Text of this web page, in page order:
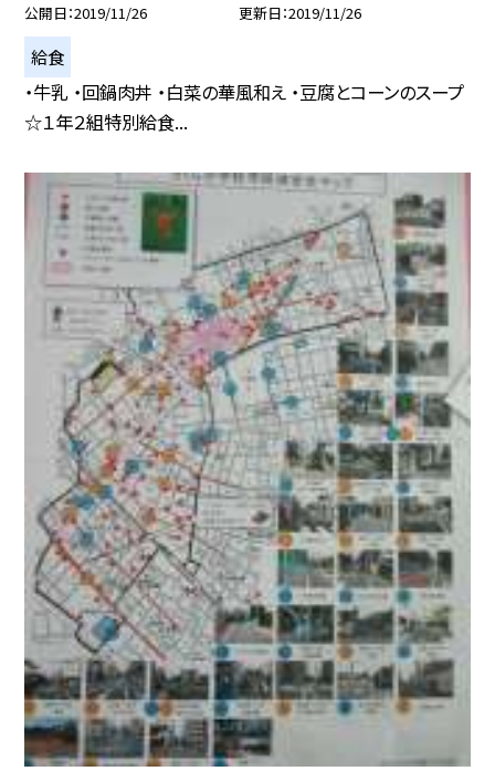
公開日 2019/11/26 更新日 2019/11/26
給食
・牛乳 ・回鍋肉丼 ・白菜の華風和え ・豆腐とコーンのスープ
☆１年２組特別給食...